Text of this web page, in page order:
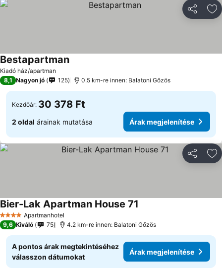
Kiadó ház/apartman
BestapartmanÁrak megjelenítése
8,1 Nagyon jó 125 0.5 km-re innen: Balatoni Gőzös
Kezdőár: 30 378 Ft
2 oldal árainak mutatása Árak megjelenítése
4 KategóriaApartmanhotel
Bier-Lak Apartman House 71
9,6 Kiváló 75 4.2 km-re innen: Balatoni Gőzös
A pontos árak megtekintéséhez
válasszon dátumokat
Árak megjelenítése